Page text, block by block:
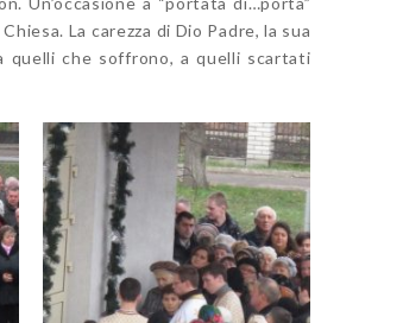
La carezza di Dio Padre, la sua
quelli che soffrono, a quelli scartati